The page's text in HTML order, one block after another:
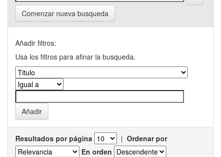
Comenzar nueva busqueda
Añadir filtros:
Usa los filtros para afinar la busqueda.
Resultados por página | Ordenar por
En orden